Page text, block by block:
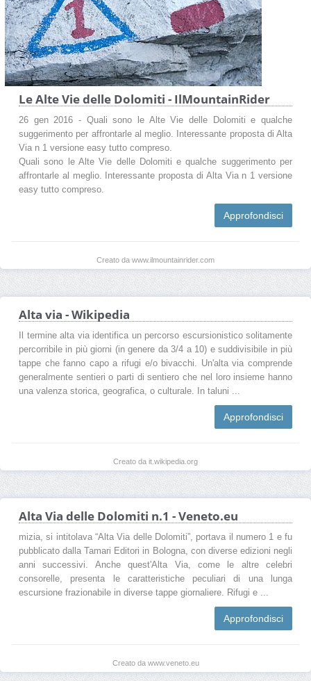
Le Alte Vie delle Dolomiti - IlMountainRider
26 gen 2016 - Quali sono le Alte Vie delle Dolomiti e qualche
suggerimento per affrontarle al meglio. Interessante proposta di Alta
Via n 1 versione easy tutto compreso.
Quali sono le Alte Vie delle Dolomiti e qualche suggerimento per
affrontarle al meglio. Interessante proposta di Alta Via n 1 versione
easy tutto compreso.
Approfondisci
Creato da www.ilmountainrider.com
Alta via - Wikipedia
Il termine alta via identifica un percorso escursionistico solitamente
percorribile in più giorni (in genere da 3/4 a 10) e suddivisibile in più
tappe che fanno capo a rifugi e/o bivacchi. Un'alta via comprende
generalmente sentieri o parti di sentiero che nel loro insieme hanno
una valenza storica, geografica, o culturale. In taluni ...
Approfondisci
Creato da it.wikipedia.org
Alta Via delle Dolomiti n.1 - Veneto.eu
mizia, si intitolava “Alta Via delle Dolomiti”, portava il numero 1 e fu
pubblicato dalla Tamari Editori in Bologna, con diverse edizioni negli
anni successivi. Anche quest'Alta Via, come le altre celebri
consorelle, presenta le caratteristiche peculiari di una lunga
escursione frazionabile in diverse tappe giornaliere. Rifugi e ...
Approfondisci
Creato da www.veneto.eu